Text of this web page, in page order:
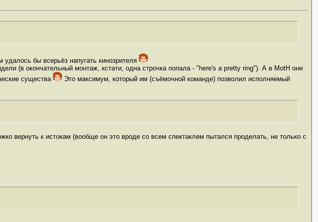
бы всерьёз напугать кинозрителя
(в окончательный монтаж, кстати, одна строчка попала - "here's a pretty ring"). А в MotH они
существа
Это максимум, который им (съёмочной команде) позволил исполняемый
вернуть к истокам (вообще он это вроде со всем спектаклем пытался проделать, не только с